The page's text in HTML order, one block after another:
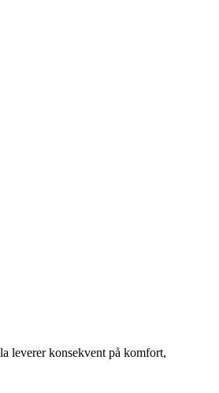
leverer konsekvent på komfort,